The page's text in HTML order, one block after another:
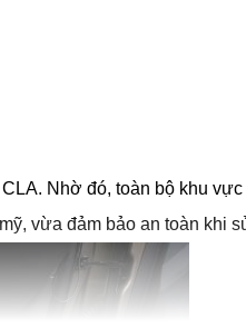
Nhờ đó, toàn bộ khu
vừa đảm bảo an toàn khi